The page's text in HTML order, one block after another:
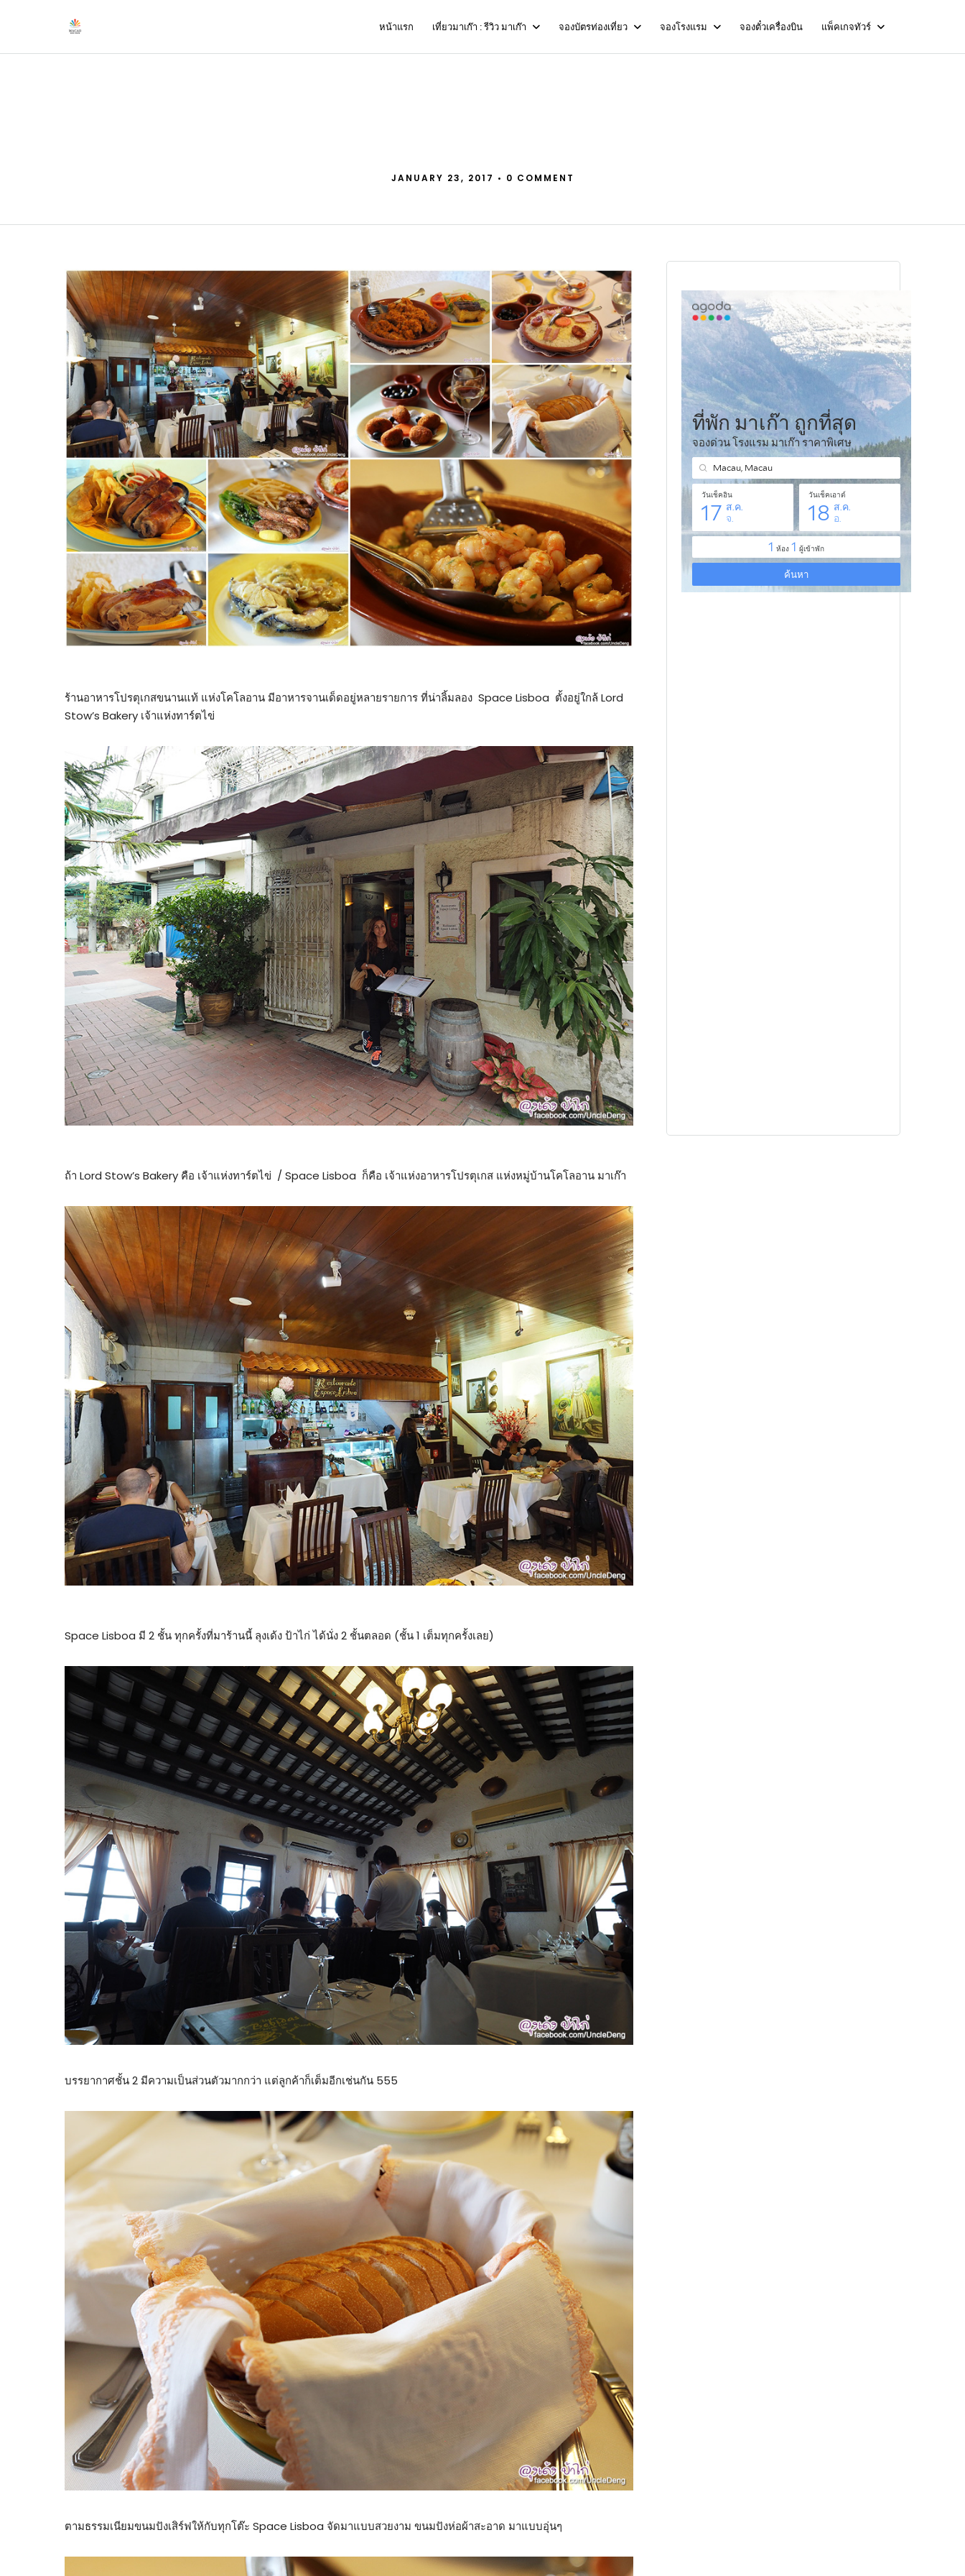
หน้าแรก เที่ยวมาเก๊า : รีวิว มาเก๊า จองบัตรท่องเที่ยว จองโรงแรม จองตั๋วเครื่องบิน แพ็คเกจทัวร์
JANUARY 23, 2017 • 0 COMMENT
ร้านอาหารโปรตุเกสขนานแท้ แห่งโคโลอาน มีอาหารจานเด็ดอยู่หลายรายการ ที่น่าลิ้มลอง Space Lisboa ตั้งอยู่ใกล้ Lord
Stow’s Bakery เจ้าแห่งทาร์ตไข่
ถ้า Lord Stow’s Bakery คือ เจ้าแห่งทาร์ตไข่ / Space Lisboa ก็คือ เจ้าแห่งอาหารโปรตุเกส แห่งหมู่บ้านโคโลอาน มาเก๊า
Space Lisboa มี 2 ชั้น ทุกครั้งที่มาร้านนี้ ลุงเด้ง ป้าไก่ ได้นั่ง 2 ชั้นตลอด (ชั้น 1 เต็มทุกครั้งเลย)
บรรยากาศชั้น 2 มีความเป็นส่วนตัวมากกว่า แต่ลูกค้าก็เต็มอีกเช่นกัน 555
ตามธรรมเนียมขนมปังเสิร์ฟให้กับทุกโต๊ะ Space Lisboa จัดมาแบบสวยงาม ขนมปังห่อผ้าสะอาด มาแบบอุ่นๆ